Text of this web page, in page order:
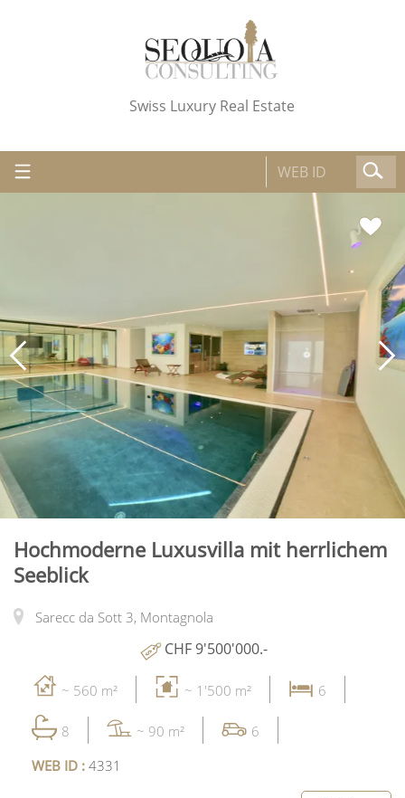
Swiss Luxury Real Estate
Hochmoderne Luxusvilla mit herrlichem
Seeblick
Sarecc da Sott 3, Montagnola
CHF 9'500'000.-
~ 560 m² ~ 1'500 m² 6
8 ~ 90 m²
6
WEB ID : 4331